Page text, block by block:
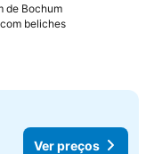
de Bochum
beliches
Ver preços